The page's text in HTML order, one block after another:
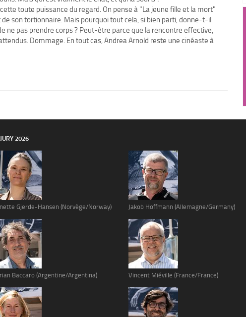
toute puissance du regard. On pense à "La jeune fille et la mort"
son tortionnaire. Mais pourquoi tout cela, si bien parti, donne-t-il
ne pas prendre corps ? Peut-être parce que la rencontre effective,
Dommage. En tout cas, Andrea Arnold reste une cinéaste à
2026
Gjerde-Hansen (Norvège/Norway)
Baccaro (Argentine/Argentina)
Jakob Hoffmann (Allemagne/Germany)
Vincent Miéville (France/France)